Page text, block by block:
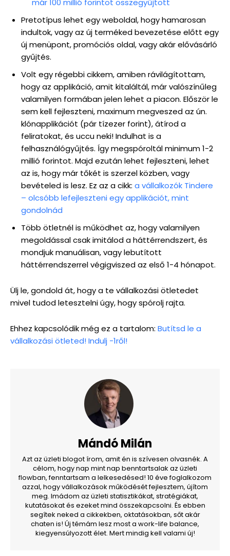
már 100 millió forintot összegyűjtött
Pretotípus lehet egy weboldal, hogy hamarosan
indultok, vagy az új terméked bevezetése előtt egy
új menüpont, promóciós oldal, vagy akár elővásárló
gyűjtés.
Volt egy régebbi cikkem, amiben rávilágítottam,
hogy az applikáció, amit kitaláltál, már valószínűleg
valamilyen formában jelen lehet a piacon. Először le
sem kell fejleszteni, maximum megveszed az ún.
klónapplikációt (pár tízezer forint), átírod a
feliratokat, és uccu neki! Indulhat is a
felhasználógyűjtés. Így megspóroltál minimum 1-2
millió forintot. Majd ezután lehet fejleszteni, lehet
az is, hogy már tőkét is szerzel közben, vagy
bevételed is lesz. Ez az a cikk: a vállalkozók Tindere
– olcsóbb lefejleszteni egy applikációt, mint
gondolnád
Több ötletnél is működhet az, hogy valamilyen
megoldással csak imitálod a háttérrendszert, és
mondjuk manuálisan, vagy lebutított
háttérrendszerrel végigviszed az első 1-4 hónapot.
Ülj le, gondold át, hogy a te vállalkozási ötletedet
mivel tudod letesztelni úgy, hogy spórolj rajta.
Ehhez kapcsolódik még ez a tartalom: Butítsd le a
vállalkozási ötleted! Indulj -1ről!
Mándó Milán
Azt az üzleti blogot írom, amit én is szívesen olvasnék. A
célom, hogy nap mint nap benntartsalak az üzleti
flowban, fenntartsam a lelkesedésed! 10 éve foglalkozom
azzal, hogy vállalkozások működését fejlesztem, újítom
meg. Imádom az üzleti statisztikákat, stratégiákat,
kutatásokat és ezeket mind összekapcsolni. És ebben
segítek neked a cikkekben, oktatásokban, sőt akár
chaten is! Új témám lesz most a work-life balance,
kiegyensúlyozott élet. Mert mindig kell valami új!